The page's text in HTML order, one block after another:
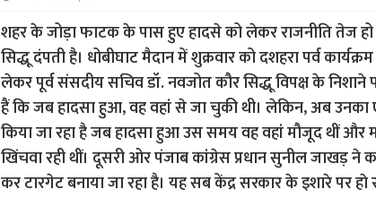
शहर के जोड़ा फाटक के पास हुए हादसे को लेकर राजनीति तेज हो
सिद्धू दंपती है। धोबीघाट मैदान में शुक्रवार को दशहरा पर्व
लेकर पूर्व संसदीय सचिव डॉ. नवजोत कौर सिद्धू विपक्ष के निशाने
हैं कि जब हादसा हुआ, वह वहां से जा चुकी थी। लेकिन, अब उनका
किया जा रहा है जब हादसा हुआ उस समय वह वहां मौजूद थीं
खिंचवा रही थीं। दूसरी ओर पंजाब कांग्रेस प्रधान सुनील जाखड़ ने
कर टारगेट बनाया जा रहा है। यह सब केंद्र सरकार के इशारे पर हाे